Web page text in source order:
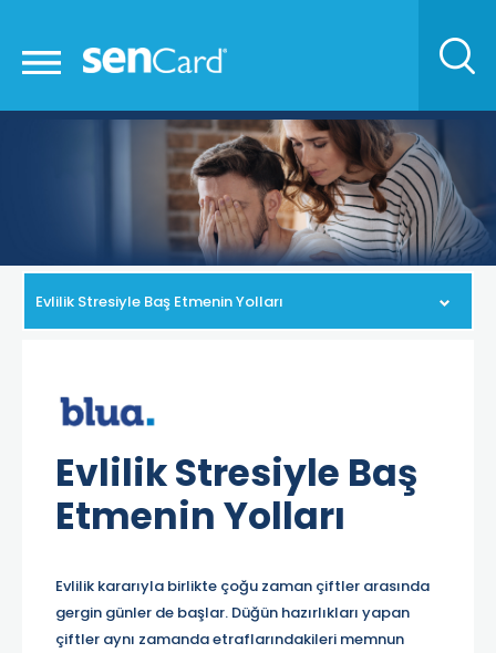
Evlilik Stresiyle Baş Etmenin Yolları
Evlilik Stresiyle Baş
Etmenin Yolları
Evlilik kararıyla birlikte çoğu zaman çiftler arasında
gergin günler de başlar. Düğün hazırlıkları yapan
çiftler aynı zamanda etraflarındakileri memnun